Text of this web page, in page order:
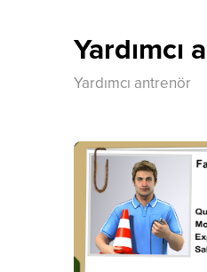
Yardımcı
Yardımcı antrenör